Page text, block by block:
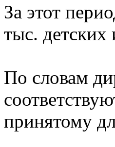
За этот
тыс. детских
По словам
принятому